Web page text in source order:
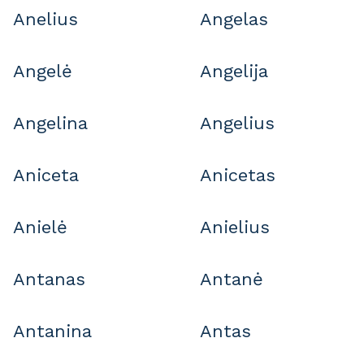
Anelius Angelas
Angelė Angelija
Angelina Angelius
Aniceta Anicetas
Anielė Anielius
Antanas Antanė
Antanina Antas